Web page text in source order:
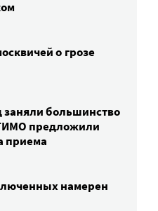
о грозе
большинство
предложили
приема
намерен